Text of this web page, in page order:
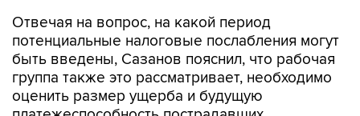
Отвечая на вопрос, на какой период
потенциальные налоговые послабления могут
быть введены, Сазанов пояснил, что рабочая
группа также это рассматривает, необходимо
оценить размер ущерба и будущую